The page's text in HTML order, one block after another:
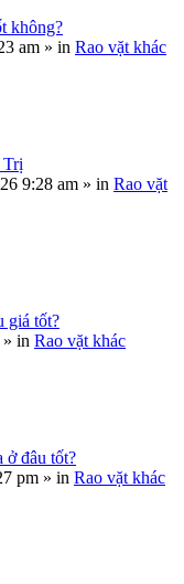
không?
am » in Rao vặt khác
Trị
9:28 am » in Rao vặt
giá tốt?
» in Rao vặt khác
ở đâu tốt?
pm » in Rao vặt khác